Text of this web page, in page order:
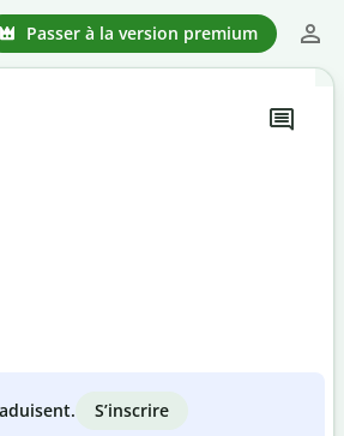
Passer à la version premium
S’inscrire